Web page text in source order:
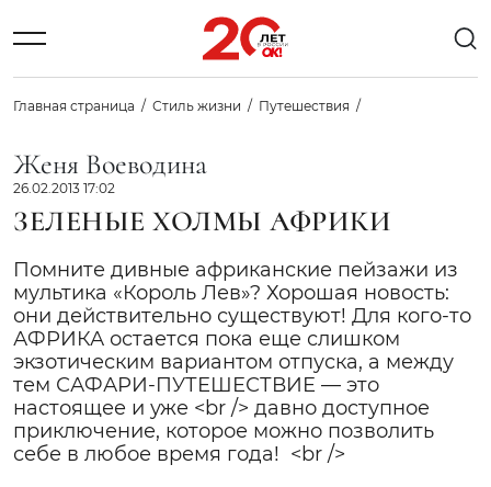
Главная страница Стиль жизни Путешествия
Женя Воеводина
26.02.2013 17:02
ЗЕЛЕНЫЕ ХОЛМЫ АФРИКИ
Помните дивные африканские пейзажи из
мультика «Король Лев»? Хорошая новость:
они действительно существуют! Для кого-то
АФРИКА остается пока еще слишком
экзотическим вариантом отпуска, а между
тем САФАРИ-ПУТЕШЕСТВИЕ — это
настоящее и уже <br /> давно доступное
приключение, которое можно позволить
себе в любое время года! <br />